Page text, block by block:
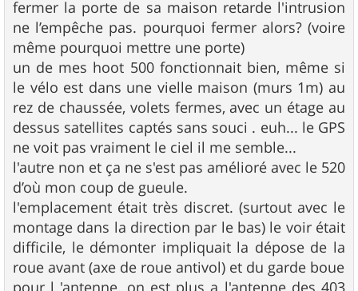
fermer la porte de sa maison retarde l'intrusion
ne l’empêche pas. pourquoi fermer alors? (voire
même pourquoi mettre une porte)
un de mes hoot 500 fonctionnait bien, même si
le vélo est dans une vielle maison (murs 1m) au
rez de chaussée, volets fermes, avec un étage au
dessus satellites captés sans souci . euh... le GPS
ne voit pas vraiment le ciel il me semble...
l'autre non et ça ne s'est pas amélioré avec le 520
d’où mon coup de gueule.
l'emplacement était très discret. (surtout avec le
montage dans la direction par le bas) le voir était
difficile, le démonter impliquait la dépose de la
roue avant (axe de roue antivol) et du garde boue